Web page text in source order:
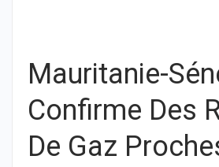
Mauritanie-
Confirme Des
De Gaz